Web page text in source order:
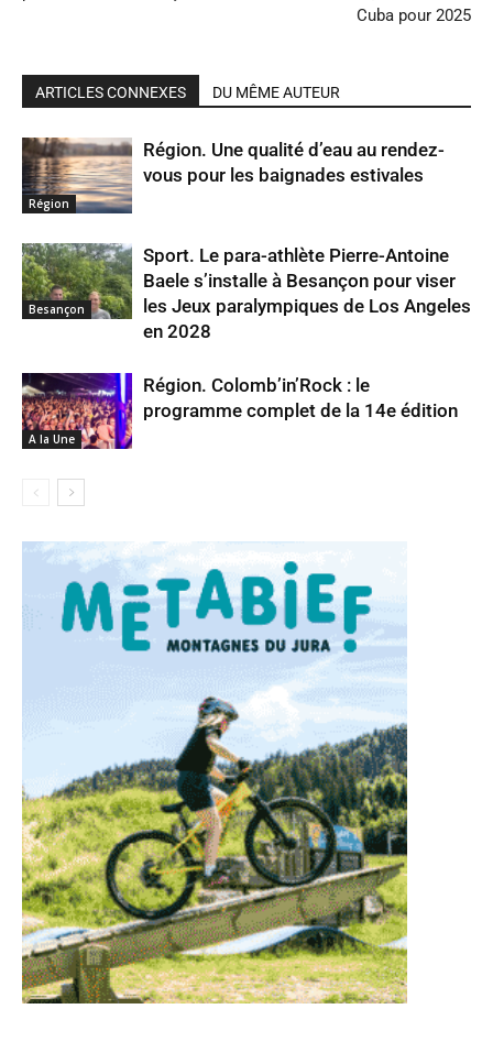
Cuba pour 2025
ARTICLES CONNEXES DU MÊME AUTEUR
Région
Région. Une qualité d’eau au rendez-
vous pour les baignades estivales
Besançon
Sport. Le para-athlète Pierre-Antoine
Baele s’installe à Besançon pour viser
les Jeux paralympiques de Los Angeles
en 2028
A la Une
Région. Colomb’in’Rock : le
programme complet de la 14e édition